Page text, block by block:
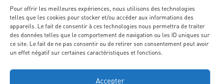
Pour offrir les meilleures expériences, nous utilisons des technologies
telles que les cookies pour stocker et/ou accéder aux informations des
appareils. Le fait de consentir à ces technologies nous permettra de traiter
des données telles que le comportement de navigation ou les ID uniques sur
ce site. Le fait de ne pas consentir ou de retirer son consentement peut avoir
un effet négatif sur certaines caractéristiques et fonctions.
Accepter
www.cie-scalene.com